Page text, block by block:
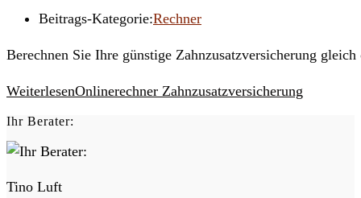
Beitrags-Kategorie:Rechner
Berechnen Sie Ihre günstige Zahnzusatzversicherung
WeiterlesenOnlinerechner Zahnzusatzversicherung
Ihr Berater:
Tino Luft